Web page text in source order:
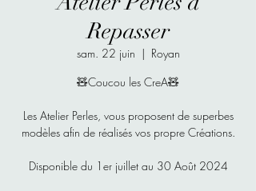
Repasser
sam. 22 juin
  |
Royan
🧸Coucou les CreA🧸
Les Atelier Perles, vous proposent de superbes
modèles afin de réalisés vos propre Créations.
Disponible du 1er juillet au 30 Août 2024